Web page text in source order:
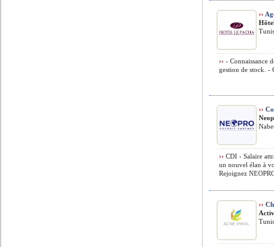
››
›› - Connaissance
gestion de stock. -
››
›› CDI › Salaire
un nouvel élan à
Rejoignez
››